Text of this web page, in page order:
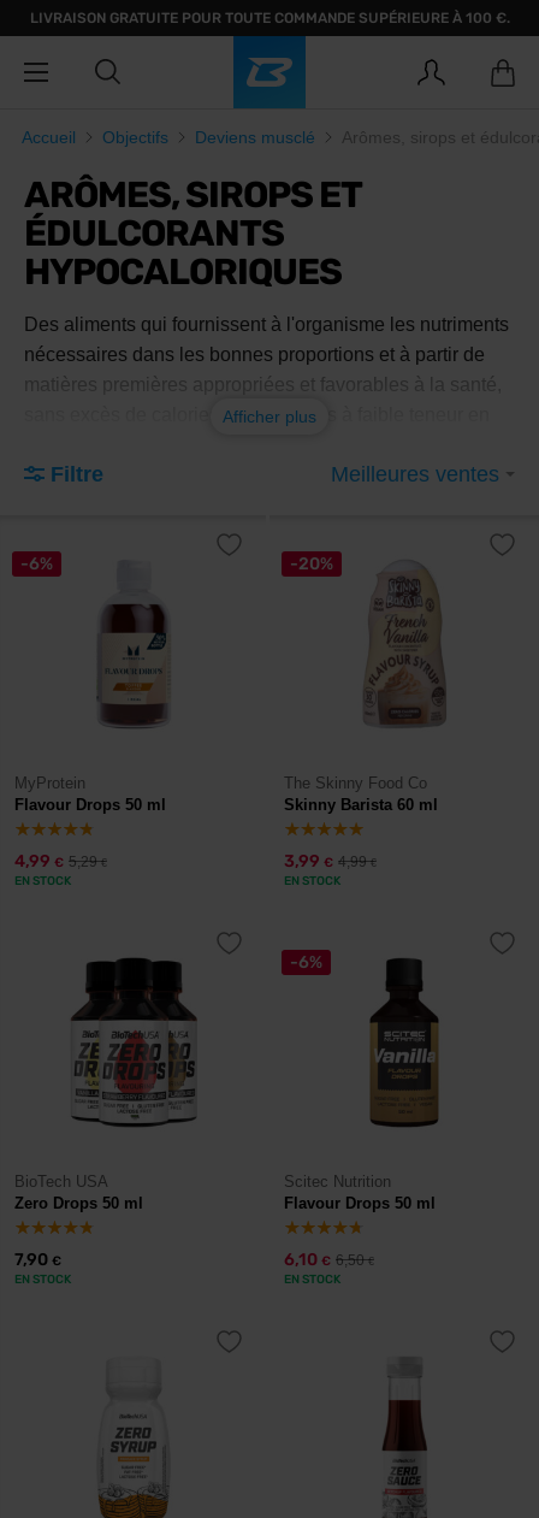
LIVRAISON GRATUITE POUR TOUTE COMMANDE SUPÉRIEURE À 100 €.
Accueil Objectifs Deviens musclé Arômes, sirops et
ARÔMES, SIROPS ET
ÉDULCORANTS
HYPOCALORIQUES
Des aliments qui fournissent à l'organisme les nutriments
nécessaires dans les bonnes proportions et à partir de
matières premières appropriées et favorables à la santé,
sans excès de calories. Les aliments à faible teneur en
saveur aux plats préparés sans augmenter le nombre de
Afficher plus
Filtre Meilleures ventes
-6%
MyProtein
Flavour Drops 50 ml
4,99 € 5,29€
EN STOCK
-20%
The Skinny Food Co
Skinny Barista 60 ml
3,99 € 4,99€
EN STOCK
BioTech USA
Zero Drops 50 ml
7,90 €
EN STOCK
-6%
Scitec Nutrition
Flavour Drops 50 ml
6,10 € 6,50€
EN STOCK